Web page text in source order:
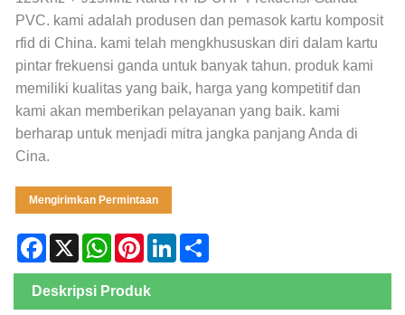
PVC. kami adalah produsen dan pemasok kartu komposit
rfid di China. kami telah mengkhususkan diri dalam kartu
pintar frekuensi ganda untuk banyak tahun. produk kami
memiliki kualitas yang baik, harga yang kompetitif dan
kami akan memberikan pelayanan yang baik. kami
berharap untuk menjadi mitra jangka panjang Anda di
Cina.
Mengirimkan Permintaan
Facebook
X WhatsApp
PinterestLinkedIn
Deskripsi Produk